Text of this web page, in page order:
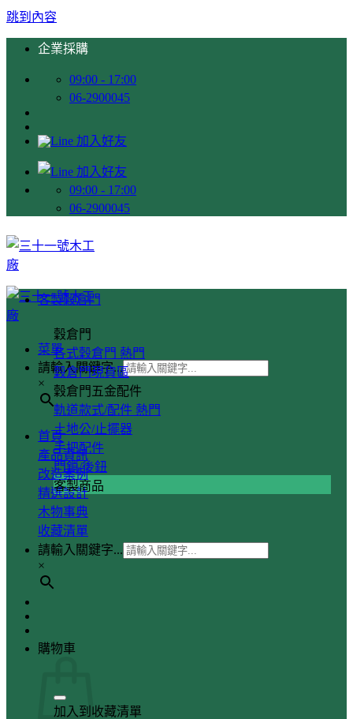
跳到內容
企業採購
09:00 - 17:00
06-2900045
09:00 - 17:00
06-2900045
菜單
請輸入關鍵字...
×
首頁
產品資訊
改造案例
精選設計
木物事典
收藏清單
請輸入關鍵字...
×
購物車
客製穀倉門
穀倉門
各式穀倉門
穀倉門現貨區
穀倉門五金配件
軌道款式/配件
土地公/止擺器
手把配件
門鎖/後鈕
客製商品
加入到收藏清單